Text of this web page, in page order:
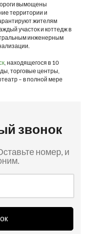
вымощены
территории и
жителям
участок и коттедж в
инженерным
, находящегося в 10
торговые центры,
– в полной мере
звонок
номер, и